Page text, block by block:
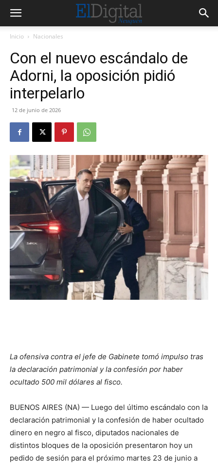
Inicio Nacionales
Con el nuevo escándalo de
Adorni, la oposición pidió
interpelarlo
12 de junio de 2026
La ofensiva contra el jefe de Gabinete tomó impulso tras
la declaración patrimonial y la confesión por haber
ocultado 500 mil dólares al fisco.
BUENOS AIRES (NA) — Luego del último escándalo con la
declaración patrimonial y la confesión de haber ocultado
dinero en negro al fisco, diputados nacionales de
distintos bloques de la oposición presentaron hoy un
pedido de sesión para el próximo martes 23 de junio a